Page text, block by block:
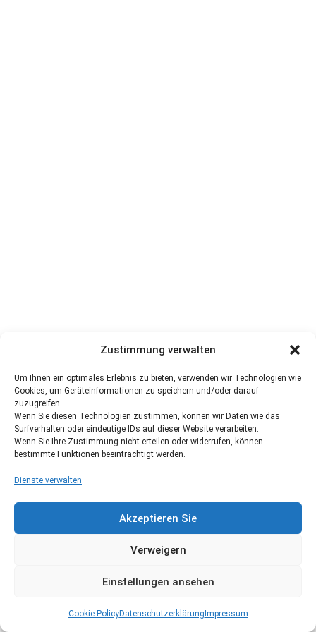
Zustimmung verwalten
Um Ihnen ein optimales Erlebnis zu bieten, verwenden wir Technologien wie
Cookies, um Geräteinformationen zu speichern und/oder darauf
zuzugreifen.
Wenn Sie diesen Technologien zustimmen, können wir Daten wie das
Surfverhalten oder eindeutige IDs auf dieser Website verarbeiten.
Wenn Sie Ihre Zustimmung nicht erteilen oder widerrufen, können
bestimmte Funktionen beeinträchtigt werden.
Dienste verwalten
Akzeptieren Sie
Verweigern
Einstellungen ansehen
Cookie PolicyDatenschutzerklärung Impressum